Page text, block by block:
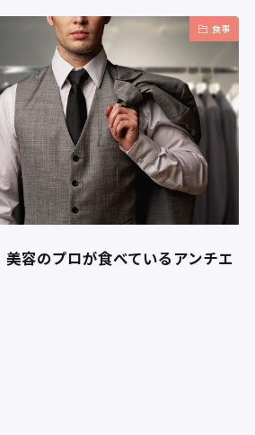
食事
容のプロが食べているアンチエ